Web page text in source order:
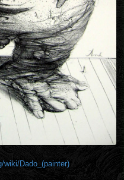
wiki/Dado_(painter)